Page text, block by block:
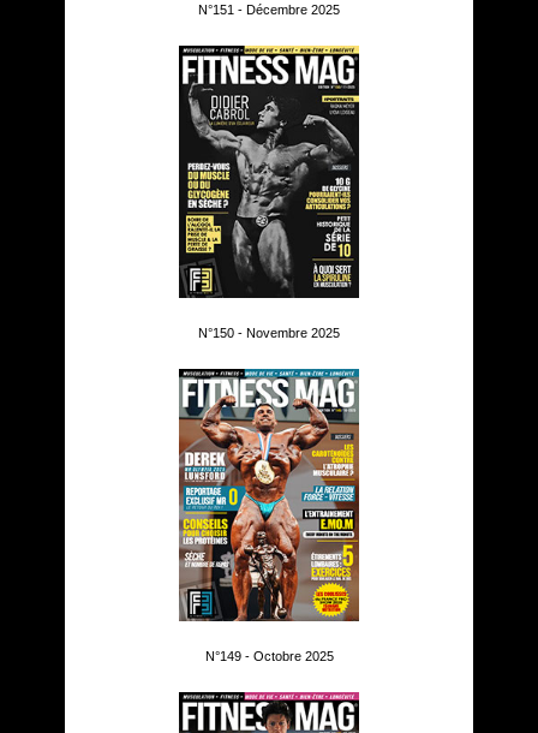
N°151 - Décembre 2025
N°150 - Novembre 2025
N°149 - Octobre 2025